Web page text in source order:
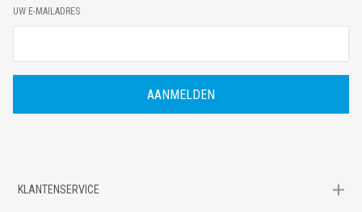
E
-
M
D
UW E-MAILADRES
KLANTENSERVICE